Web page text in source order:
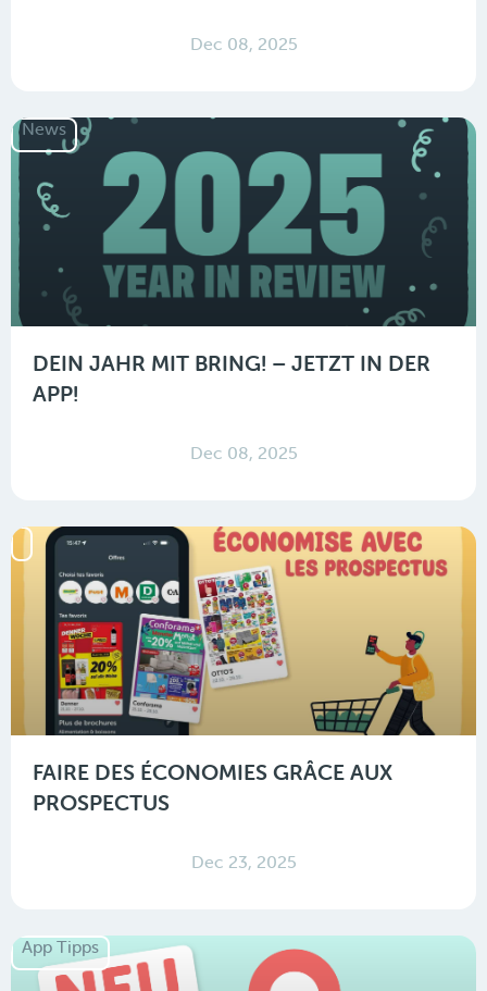
Dec 08, 2025
News
DEIN JAHR MIT BRING! – JETZT IN DER
APP!
Dec 08, 2025
FAIRE DES ÉCONOMIES GRÂCE AUX
PROSPECTUS
Dec 23, 2025
App Tipps